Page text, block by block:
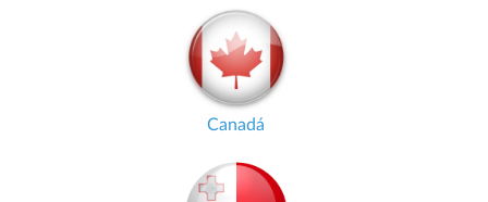
Canadá